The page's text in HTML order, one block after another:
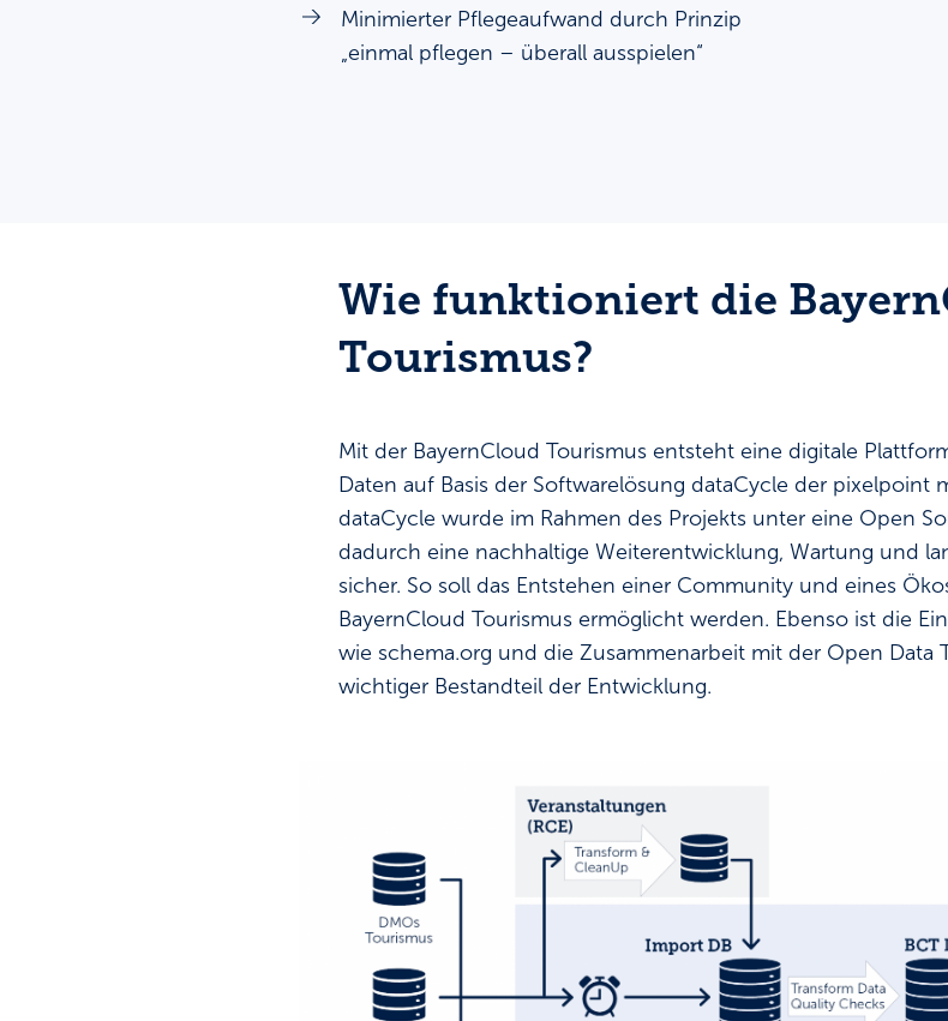
Minimierter Pflegeaufwand durch Prinzip
„einmal pflegen – überall ausspielen“
Wie funktioniert die
Tourismus?
Mit der BayernCloud Tourismus entsteht eine digitale
Daten auf Basis der Softwarelösung dataCycle der pixelpoint
dataCycle wurde im Rahmen des Projekts unter eine Open
dadurch eine nachhaltige Weiterentwicklung, Wartung und
sicher. So soll das Entstehen einer Community und eines
BayernCloud Tourismus ermöglicht werden. Ebenso ist die
wie schema.org und die Zusammenarbeit mit der Open Data
wichtiger Bestandteil der Entwicklung.